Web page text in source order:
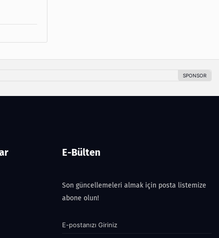
E-Bülten
Son güncellemeleri almak için posta listemize
abone olun!